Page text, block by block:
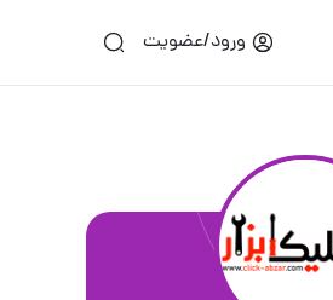
ورود/عضویت